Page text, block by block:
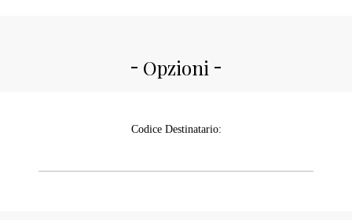
Opzioni
Codice Destinatario: